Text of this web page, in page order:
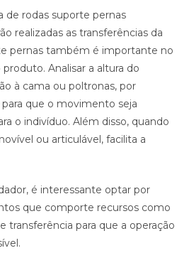
de rodas suporte pernas
realizadas as transferências da
pernas também é importante no
Analisar a altura do
à cama ou poltronas, por
que o movimento seja
o indivíduo. Além disso, quando
ou articulável, facilita a
é interessante optar por
que comporte recursos como
transferência para que a operação